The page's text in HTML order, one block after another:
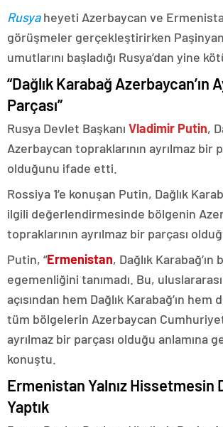
Rusyaheyeti Azerbaycan ve
görüşmeler gerçekleştirirken
umutlarını başladığı Rusya’dan yine
“Dağlık Karabağ Azerbaycan’ın
Parçası”
Rusya Devlet Başkanı Vladimir Putin,
Azerbaycan topraklarının ayrılmaz bir
olduğunu ifade etti.
Rossiya 1’e konuşan Putin, Dağlık
ilgili değerlendirmesinde bölgenin
topraklarının ayrılmaz bir parçası
Putin, “Ermenistan, Dağlık Karabağ’ın
egemenliğini tanımadı. Bu,
açısından hem Dağlık Karabağ’ın hem
tüm bölgelerin Azerbaycan
ayrılmaz bir parçası olduğu anlamına
konuştu.
Ermenistan Yalnız Hissetmesin
Yaptık